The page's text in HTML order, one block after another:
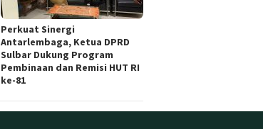
Perkuat Sinergi
Antarlembaga, Ketua DPRD
Sulbar Dukung Program
Pembinaan dan Remisi HUT RI
ke-81